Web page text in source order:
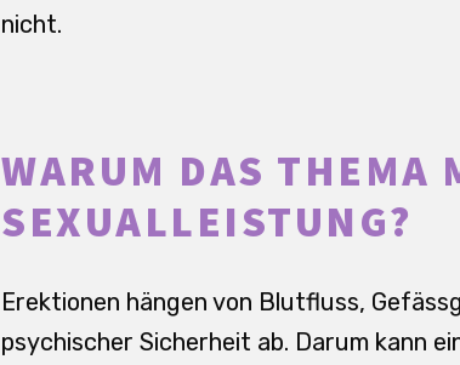
nicht.
WARUM DAS THEMA
SEXUALLEISTUNG?
Erektionen hängen von Blutfluss,
psychischer Sicherheit ab. Darum kann